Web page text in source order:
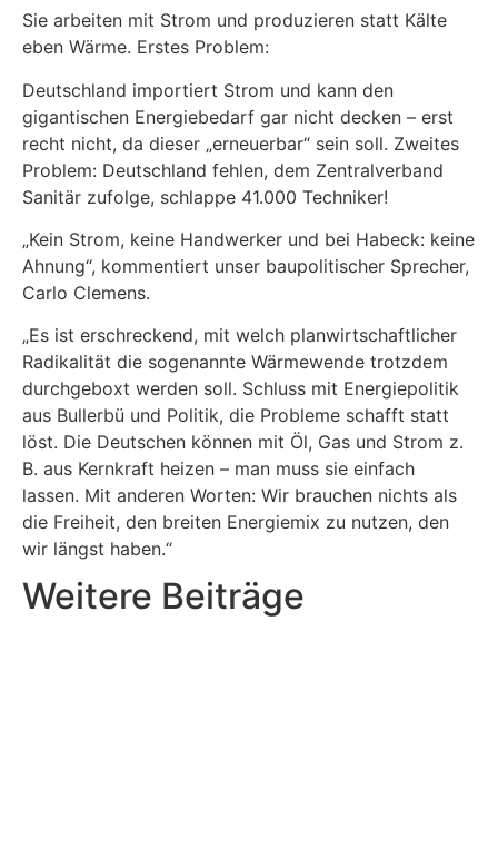
Sie arbeiten mit Strom und produzieren statt Kälte
eben Wärme. Erstes Problem:
Deutschland importiert Strom und kann den
gigantischen Energiebedarf gar nicht decken – erst
recht nicht, da dieser „erneuerbar“ sein soll. Zweites
Problem: Deutschland fehlen, dem Zentralverband
Sanitär zufolge, schlappe 41.000 Techniker!
„Kein Strom, keine Handwerker und bei Habeck: keine
Ahnung“, kommentiert unser baupolitischer Sprecher,
Carlo Clemens.
„Es ist erschreckend, mit welch planwirtschaftlicher
Radikalität die sogenannte Wärmewende trotzdem
durchgeboxt werden soll. Schluss mit Energiepolitik
aus Bullerbü und Politik, die Probleme schafft statt
löst. Die Deutschen können mit Öl, Gas und Strom z.
B. aus Kernkraft heizen – man muss sie einfach
lassen. Mit anderen Worten: Wir brauchen nichts als
die Freiheit, den breiten Energiemix zu nutzen, den
wir längst haben.“
Weitere Beiträge